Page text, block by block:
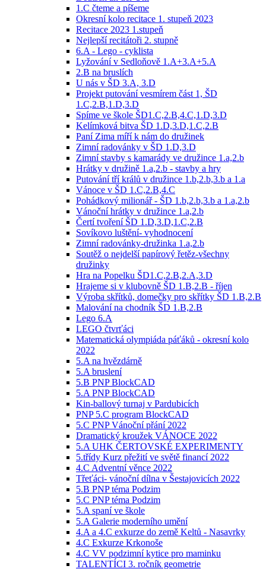
1.C čteme a píšeme
Okresní kolo recitace 1. stupeň 2023
Recitace 2023 1.stupeň
Nejlepší recitátoři 2. stupně
6.A - Lego - cyklista
Lyžování v Sedloňově 1.A+3.A+5.A
2.B na bruslích
U nás v ŠD 3.A, 3.D
Projekt putování vesmírem část 1, ŠD
1.C,2.B,1.D,3.D
Spíme ve škole ŠD1.C,2.B,4.C,1.D,3.D
Kelímková bitva ŠD 1.D,3.D,1.C,2.B
Paní Zima míří k nám do družinek
Zimní radovánky v ŠD 1.D,3.D
Zimní stavby s kamarády ve družince 1.a,2.b
Hrátky v družině 1.a,2.b - stavby a hry
Putování tří králů v družince 1.b,2.b,3.b a 1.a
Vánoce v ŠD 1.C,2.B,4.C
Pohádkový milionář - ŠD 1.b,2.b,3.b a 1.a,2.b
Vánoční hrátky v družince 1.a,2.b
Čertí tvoření ŠD 1.D,3.D,1.C,2.B
Sovíkovo luštění- vyhodnocení
Zimní radovánky-družinka 1.a,2.b
Soutěž o nejdelší papírový řetěz-všechny
družinky
Hra na Popelku ŠD1.C,2.B,2.A,3.D
Hrajeme si v klubovně ŠD 1.B,2.B - říjen
Výroba skřítků, domečky pro skřítky ŠD 1.B,2.B
Malování na chodník ŠD 1.B,2.B
Lego 6.A
LEGO čtvrťáci
Matematická olympiáda páťáků - okresní kolo
2022
5.A na hvězdárně
5.A bruslení
5.B PNP BlockCAD
5.A PNP BlockCAD
Kin-ballový turnaj v Pardubicích
PNP 5.C program BlockCAD
5.C PNP Vánoční přání 2022
Dramatický kroužek VÁNOCE 2022
5.A UHK ČERTOVSKÉ EXPERIMENTY
5.třídy Kurz přežití ve světě financí 2022
4.C Adventní věnce 2022
Třeťáci- vánoční dílna v Šestajovicích 2022
5.B PNP téma Podzim
5.C PNP téma Podzim
5.A spaní ve škole
5.A Galerie moderního umění
4.A a 4.C exkurze do země Keltů - Nasavrky
4.C Exkurze Krkonoše
4.C VV podzimní kytice pro maminku
TALENTÍCI 3. ročník geometrie